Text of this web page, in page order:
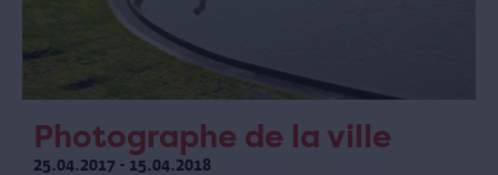
Photographe de la ville
25.04.2017 - 15.04.2018